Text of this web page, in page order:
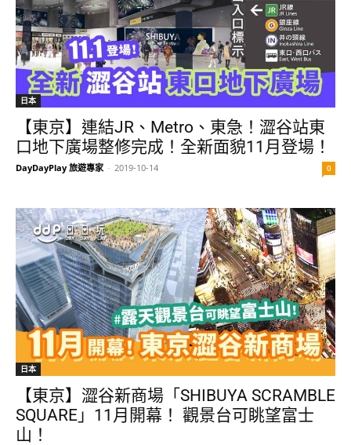
日本
【東京】連結JR、Metro、東急！澀谷站東
口地下廣場整修完成！全新面貌11月登場！
DayDayPlay 旅遊專家 - 2019-10-14 0
日本
【東京】澀谷新商場「SHIBUYA SCRAMBLE
SQUARE」11月開幕！ 觀景台可眺望富士
山！